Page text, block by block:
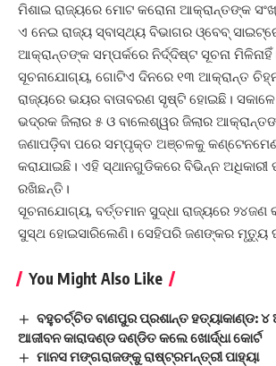
ମିଶାଇ ରାଜ୍ୟରେ ମୋଟ କରୋନା ଆକ୍ରାନ୍ତଙ୍କ
ଏ ନେଇ ରାଜ୍ୟ ସ୍ବାସ୍ଥ୍ୟ ବିଭାଗର ଓ୍ବେବ୍‌
ଆକ୍ରାନ୍ତଙ୍କ ସମ୍ପର୍କରେ ନିର୍ଦ୍ଦିଷ୍ଟ ସୂଚନା
ସୂଚନାଯୋଗ୍ୟ, ଗୋଟିଏ ଦିନରେ ୧୩ ଆକ୍ରାନ୍ତ
ରାଜ୍ୟରେ ଭୟର ବାତାବରଣ ସୃଷ୍ଟି ହୋଇଛି।
ଭଦ୍ରକ ଜିଲାର ୫ ଓ ବାଲେଶ୍ୱର ଜିଲାର
ଜଣାପଡ଼ିବା ପରେ ସମ୍ପୃକ୍ତ ଅଞ୍ଚଳକୁ
କରାଯାଇଛି। ଏହି ସ୍ଥାନଗୁଡିକରେ ବିଭିନ୍ନ ଅଧିକାରୀ
ରଖିଛନ୍ତି।
ସୂଚନାଯୋଗ୍ୟ, ବର୍ତ୍ତମାନ ସୁଦ୍ଧା ରାଜ୍ୟରେ ୨୪ଜଣ
ସୁସ୍ଥ ହୋଇସାରିଲେଣି। ସେହିପରି ଜଣଙ୍କର ମୃତ୍ୟୁ
You Might Also Like
ବହୁଚର୍ଚ୍ଚିତ ବାଣପୁର ପ୍ରଶାନ୍ତ ହତ୍ୟାକାଣ୍ଡ:
ଆଜୀବନ କାରାଦଣ୍ଡ ଦଣ୍ଡିତ କଲେ ଖୋର୍ଦ୍ଧା କୋର୍ଟ
ମାନସ ମଙ୍ଗରାଜଙ୍କୁ ରାଷ୍ଟ୍ରମନ୍ତ୍ରୀ ପାହ୍ୟା